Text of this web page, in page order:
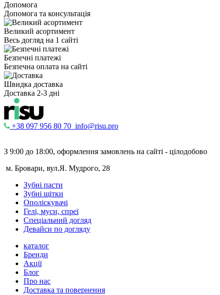
Допомога
Допомога та консультація
Великий асортимент
Весь догляд на 1 сайті
Безпечні платежі
Безпечна оплата на сайті
Швидка доставка
Доставка 2-3 дні
+38 097 956 80 70 info@risu.pro
З 9:00 до 18:00, оформлення замовлень на сайті - цілодобово
м. Бровари, вул.Я. Мудрого, 28
Зубні пасти
Зубні щітки
Ополіскувачі
Гелі, муси, спреї
Спеціальний догляд
Девайси по догляду
каталог
Бренди
Акції
Блог
Про нас
Доставка та повернення